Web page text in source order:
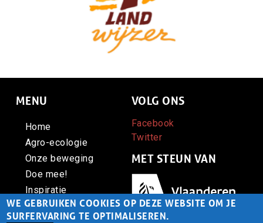
MENU
Home
Agro-ecologie
Onze beweging
Doe mee!
Inspiratie
Contact
VOLG ONS
Facebook
Twitter
MET STEUN VAN
Afbeelding
WE GEBRUIKEN COOKIES OP DEZE WEBSITE OM JE
SURFERVARING TE OPTIMALISEREN.